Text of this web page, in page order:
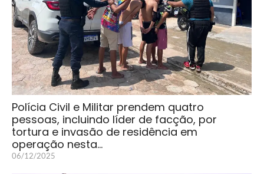
Polícia Civil e Militar prendem quatro
pessoas, incluindo líder de facção, por
tortura e invasão de residência em
operação nesta…
06/12/2025